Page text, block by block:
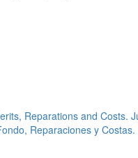
Reparations and Costs.
Reparaciones y